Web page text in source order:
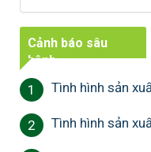
Cảnh báo sâu
bệnh
1 Tình hình sản
2 Tình hình sản